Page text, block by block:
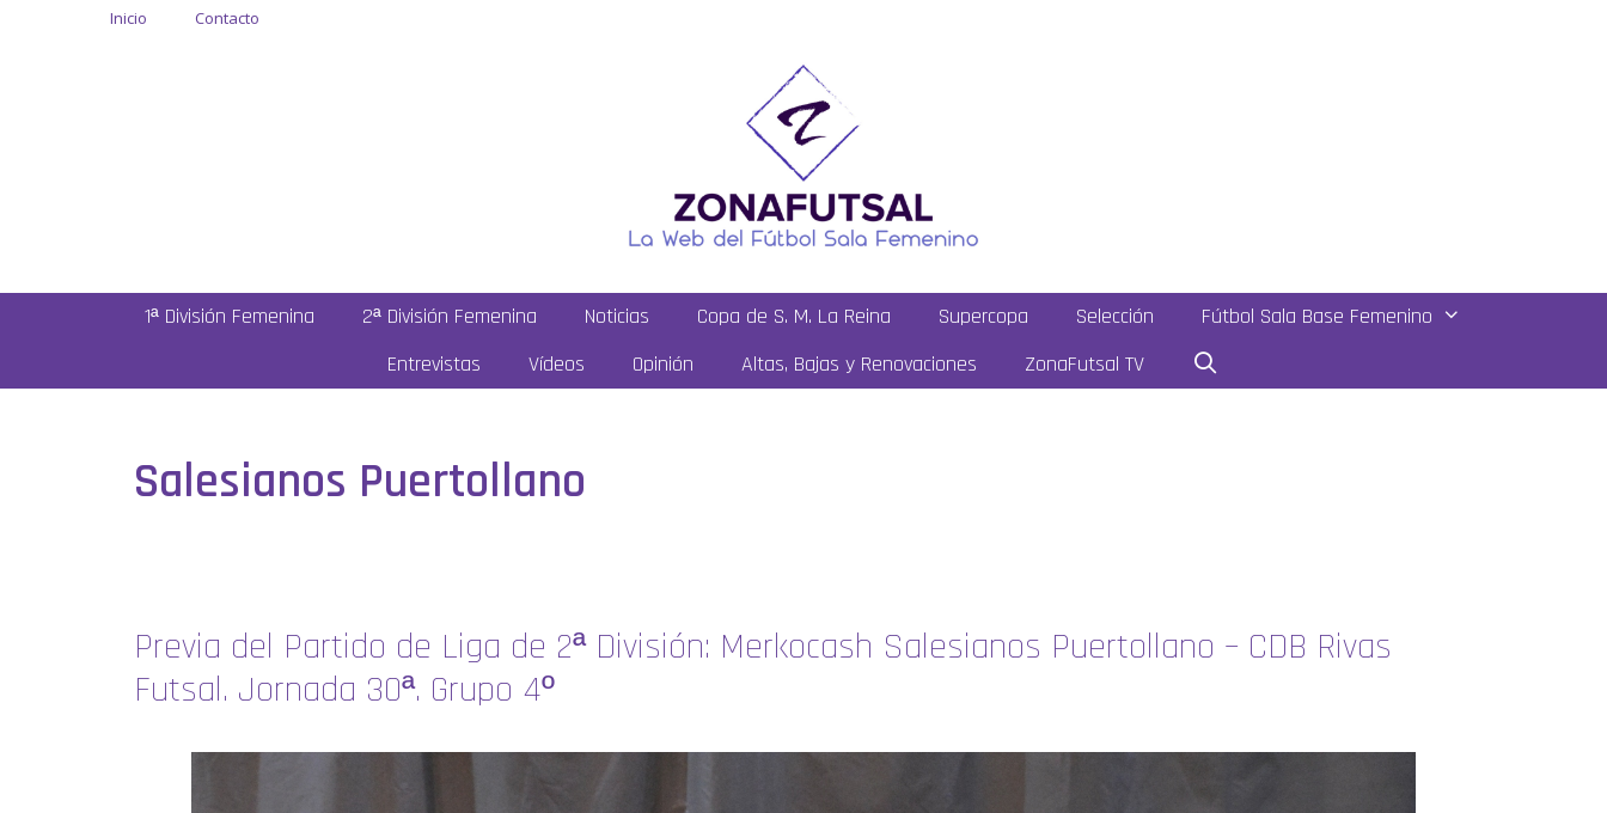
Inicio Contacto
1ª División Femenina 2ª División Femenina Noticias Copa de S. M. La Reina Supercopa Selección
Fútbol Sala Base Femenino
Entrevistas
Vídeos Opinión Altas, Bajas y Renovaciones ZonaFutsal TV
Salesianos Puertollano
Previa del Partido de Liga de 2ª División: Merkocash Salesianos Puertollano – CDB Rivas
Futsal. Jornada 30ª. Grupo 4º